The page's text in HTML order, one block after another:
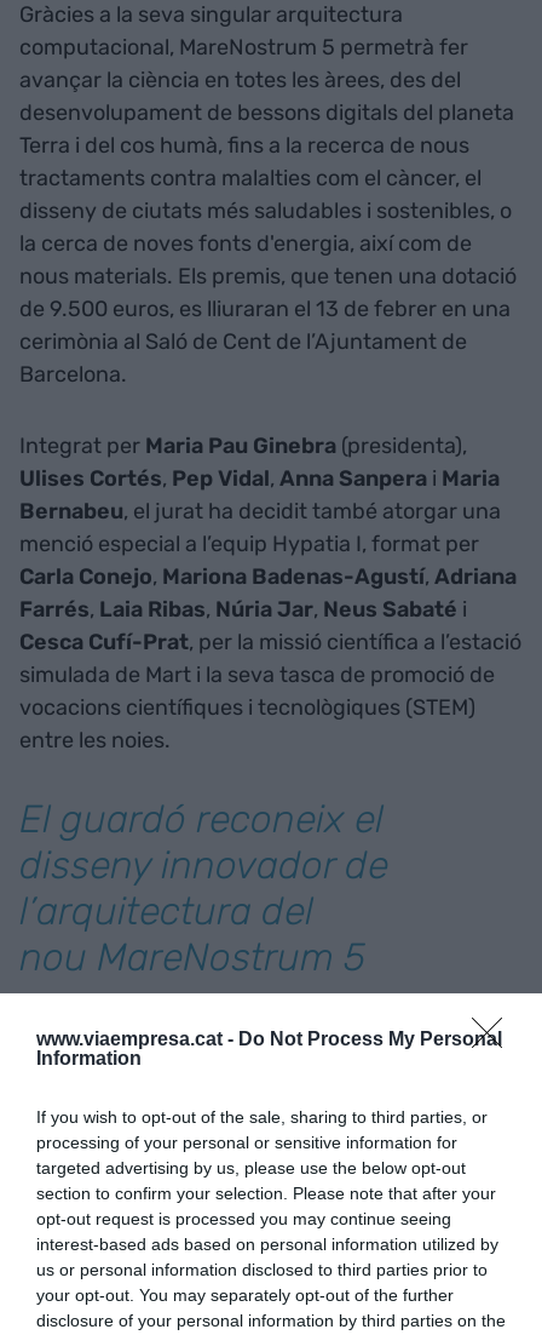
www.viaempresa.cat - Do Not Process My Personal
Information
If you wish to opt-out of the sale, sharing to third parties, or
processing of your personal or sensitive information for
targeted advertising by us, please use the below opt-out
section to confirm your selection. Please note that after your
opt-out request is processed you may continue seeing
interest-based ads based on personal information utilized by
us or personal information disclosed to third parties prior to
your opt-out. You may separately opt-out of the further
disclosure of your personal information by third parties on the
Gràcies a la seva singular arquitectura
computacional, MareNostrum 5 permetrà fer
avançar la ciència en totes les àrees, des del
desenvolupament de bessons digitals del planeta
Terra i del cos humà, fins a la recerca de nous
tractaments contra malalties com el càncer, el
disseny de ciutats més saludables i sostenibles, o
la cerca de noves fonts d'energia, així com de
nous materials. Els premis, que tenen una dotació
de 9.500 euros, es lliuraran el 13 de febrer en una
cerimònia al Saló de Cent de l’Ajuntament de
Barcelona.
Integrat per Maria Pau Ginebra (presidenta),
Ulises Cortés, Pep Vidal, Anna Sanpera i Maria
Bernabeu, el jurat ha decidit també atorgar una
menció especial a l’equip Hypatia I, format per
Carla Conejo, Mariona Badenas-Agustí, Adriana
Farrés, Laia Ribas, NúriaJar, Neus Sabaté i
Cesca Cufí-Prat, per la missió científica a l’estació
simulada de Mart i la seva tasca de promoció de
vocacions científiques i tecnològiques (STEM)
entre les noies.
El guardó reconeix el
disseny innovador de
l’arquitectura del
nou MareNostrum 5
El MareNostrum 5, amb la capacitat de calcular en
una hora el que un ordinador clàssic de gamma
del trident de la supercomputació europea d’alt
rendiment juntament ambLeonardo(Itàlia)
Lumi(Finlàndia). És el vuitè superordinador més
potent del món segons l'informe bianualTOP500.
AfegirVIA Empresacom a font preferida de